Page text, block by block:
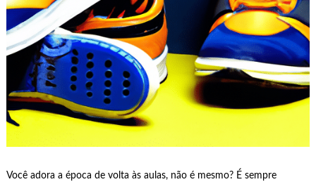
Você adora a época de volta às aulas, não é mesmo? É sempre